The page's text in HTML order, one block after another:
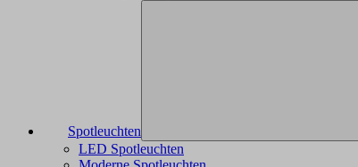
Spotleuchten
LED Spotleuchten